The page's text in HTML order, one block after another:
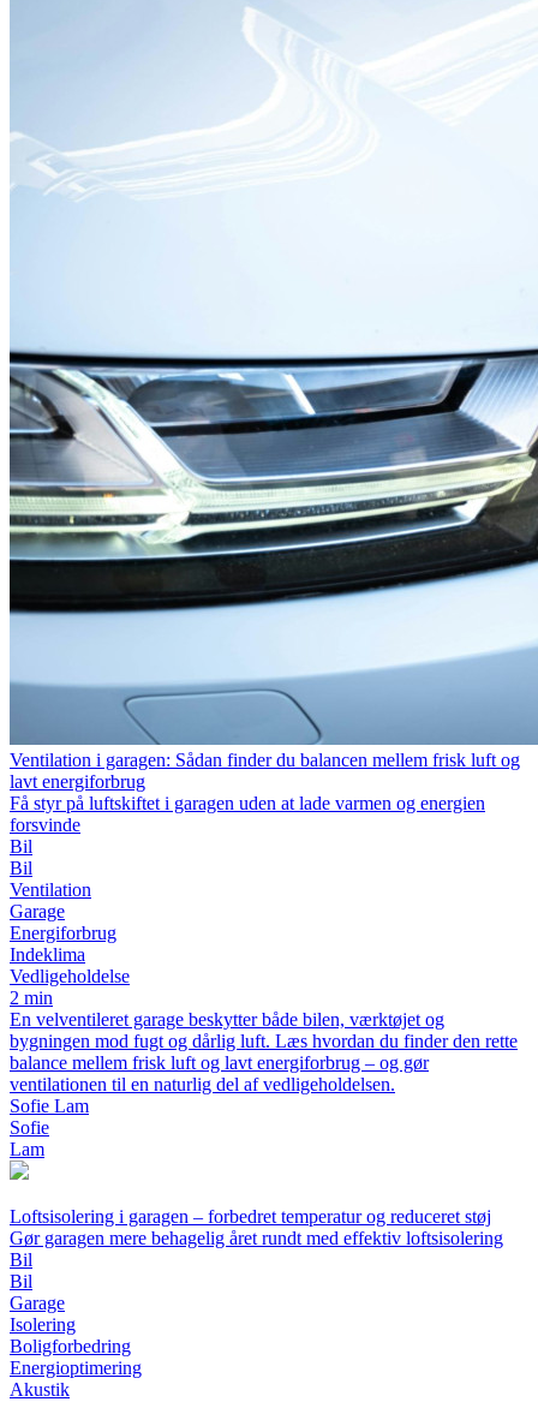
Ventilation i garagen: Sådan finder du balancen mellem frisk luft og
lavt energiforbrug
Få styr på luftskiftet i garagen uden at lade varmen og energien
forsvinde
Bil
Bil
Ventilation
Garage
Energiforbrug
Indeklima
Vedligeholdelse
2 min
En velventileret garage beskytter både bilen, værktøjet og
bygningen mod fugt og dårlig luft. Læs hvordan du finder den rette
balance mellem frisk luft og lavt energiforbrug – og gør
ventilationen til en naturlig del af vedligeholdelsen.
Sofie Lam
Sofie
Lam
Loftsisolering i garagen – forbedret temperatur og reduceret støj
Gør garagen mere behagelig året rundt med effektiv loftsisolering
Bil
Bil
Garage
Isolering
Boligforbedring
Energioptimering
Akustik